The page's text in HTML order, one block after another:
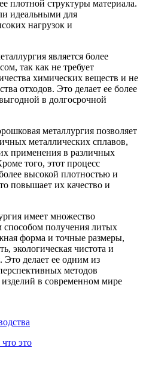
плотной структуры материала.
идеальными для
нагрузок и
является более
так как не требует
химических веществ и не
отходов. Это делает ее более
в долгосрочной
металлургия позволяет
металлических сплавов,
применения в различных
того, этот процесс
высокой плотностью и
повышает их качество и
имеет множество
получения литых
форма и точные размеры,
экологическая чистота и
делает ее одним из
методов
изделий в современном мире
это